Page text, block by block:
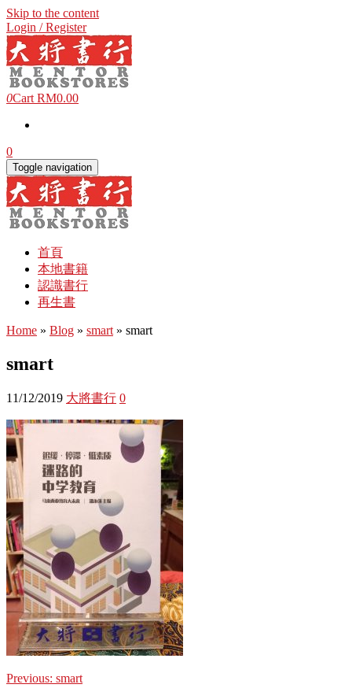
Skip to the content
Login / Register
0Cart RM0.00
0
Toggle navigation
首頁
本地書籍
認識書行
再生書
Home » Blog » smart » smart
smart
11/12/2019 大將書行 0
Previous: smart